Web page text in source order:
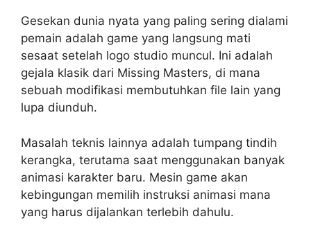
Gesekan dunia nyata yang paling sering dialami
pemain adalah game yang langsung mati
sesaat setelah logo studio muncul. Ini adalah
gejala klasik dari Missing Masters, di mana
sebuah modifikasi membutuhkan file lain yang
lupa diunduh.
Masalah teknis lainnya adalah tumpang tindih
kerangka, terutama saat menggunakan banyak
animasi karakter baru. Mesin game akan
kebingungan memilih instruksi animasi mana
yang harus dijalankan terlebih dahulu.